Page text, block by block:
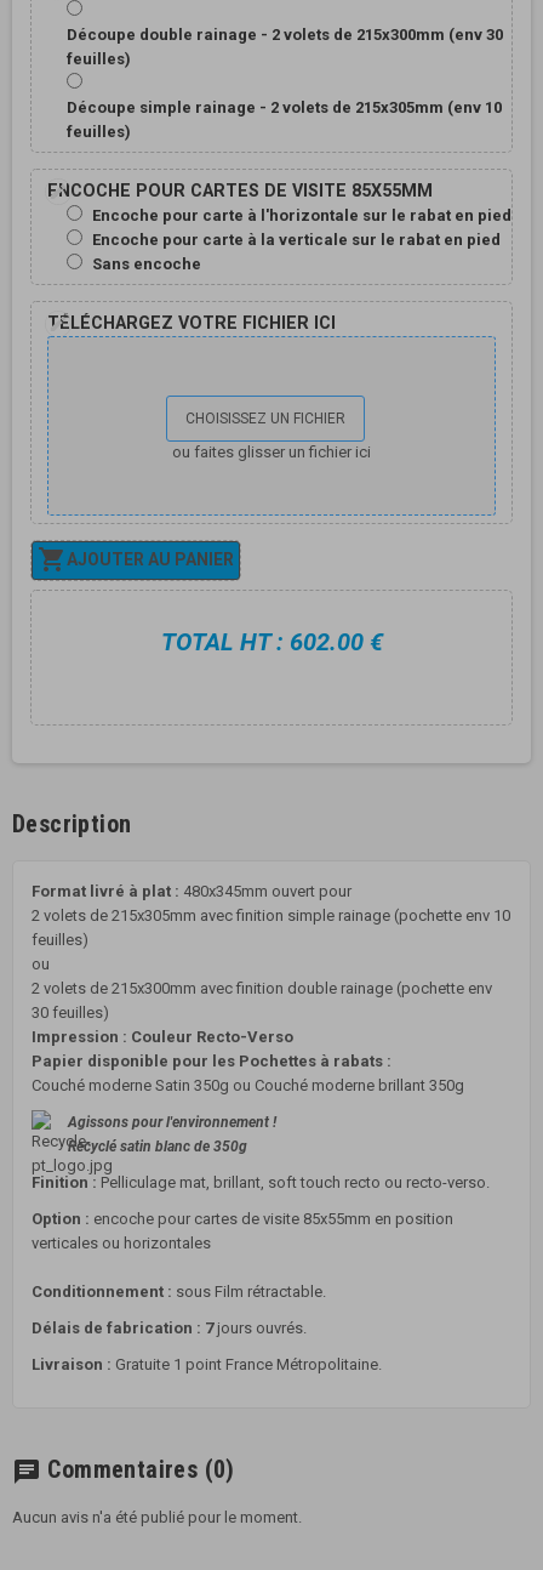
Découpe double rainage - 2 volets de 215x300mm (env 30
feuilles)
Découpe simple rainage - 2 volets de 215x305mm (env 10
feuilles)
ENCOCHE POUR CARTES DE VISITE 85X55MM
Encoche pour carte à l'horizontale sur le rabat en pied
Encoche pour carte à la verticale sur le rabat en pied
Sans encoche
TÉLÉCHARGEZ VOTRE FICHIER ICI
CHOISISSEZ UN FICHIER
ou faites glisser un fichier ici
AJOUTER AU PANIER
TOTAL HT : 602.00 €
Description
Format livré à plat : 480x345mm ouvert pour
2 volets de 215x305mm avec finition simple rainage (pochette env 10
feuilles)
ou
2 volets de 215x300mm avec finition double rainage (pochette env
30 feuilles)
Impression : Couleur Recto-Verso
Papier disponible pour les Pochettes à rabats :
Couché moderne Satin 350g ou Couché moderne brillant 350g
Agissons pour l'environnement !
Recyclé satin blanc de 350g
Finition : Pelliculage mat, brillant, soft touch recto ou recto-verso.
Option : encoche pour cartes de visite 85x55mm en position
verticales ou horizontales
Conditionnement : sous Film rétractable.
Délais de fabrication : 7jours ouvrés.
Livraison : Gratuite 1 point France Métropolitaine.
chat Commentaires (0)
Aucun avis n'a été publié pour le moment.